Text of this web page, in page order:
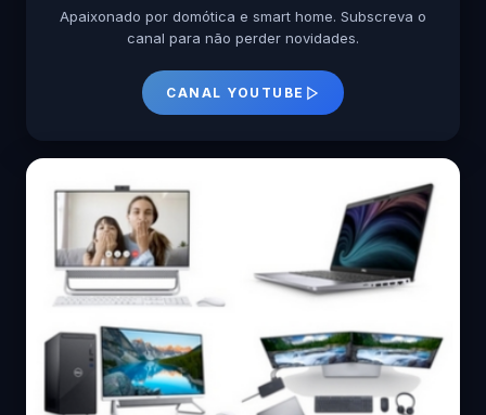
Apaixonado por domótica e smart home. Subscreva o
canal para não perder novidades.
CANAL YOUTUBE